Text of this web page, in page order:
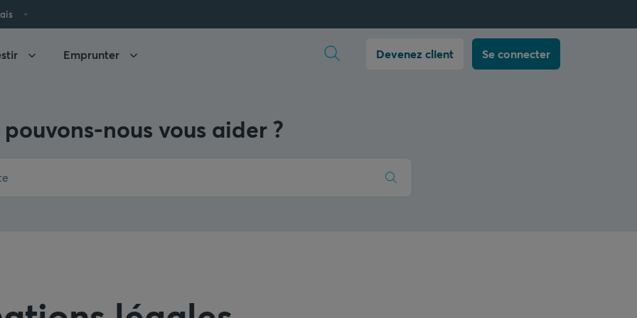
Emprunter Devenez client Se connecter
nous vous aider ?